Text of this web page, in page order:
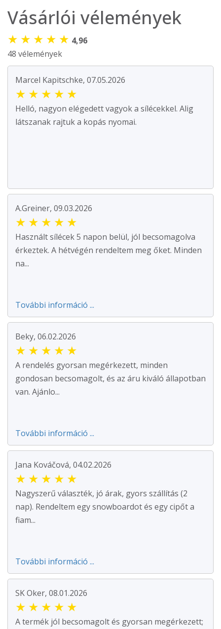
Vásárlói vélemények
★ ★ ★ ★ ★ 4,96
48 vélemények
Marcel Kapitschke, 07.05.2026
★ ★ ★ ★ ★
Helló, nagyon elégedett vagyok a sílécekkel. Alig
látszanak rajtuk a kopás nyomai.
A.Greiner, 09.03.2026
★ ★ ★ ★ ★
Használt sílécek 5 napon belül, jól becsomagolva
érkeztek. A hétvégén rendeltem meg őket. Minden
na...
További információ ...
Beky, 06.02.2026
★ ★ ★ ★ ★
A rendelés gyorsan megérkezett, minden
gondosan becsomagolt, és az áru kiváló állapotban
van. Ajánlo...
További információ ...
Jana Kováčová, 04.02.2026
★ ★ ★ ★ ★
Nagyszerű választék, jó árak, gyors szállítás (2
nap). Rendeltem egy snowboardot és egy cipőt a
fiam...
További információ ...
SK Oker, 08.01.2026
★ ★ ★ ★ ★
A termék jól becsomagolt és gyorsan megérkezett;